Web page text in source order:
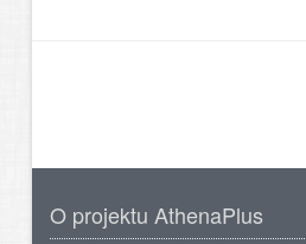
O projektu AthenaPlus